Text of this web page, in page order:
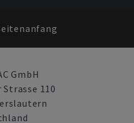
GmbH
110